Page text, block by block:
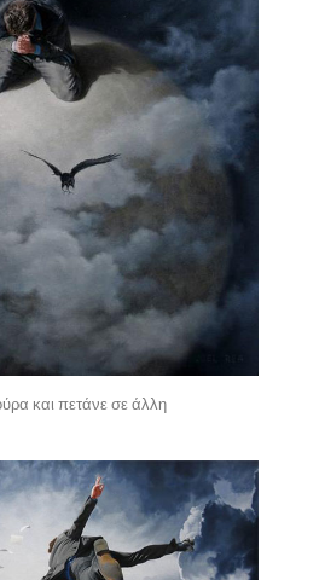
και πετάνε σε άλλη